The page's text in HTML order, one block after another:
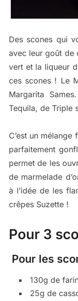
Des scones qui
avec leur goût de
vert et la liqueur
ces scones ! Le
Margarita
Tequila, de Triple
C’est un
parfaitement
permet de les
de marmelade
à l’idée de les
crêpes Suzette !
Pour 3
Pour les
130g de
25g de